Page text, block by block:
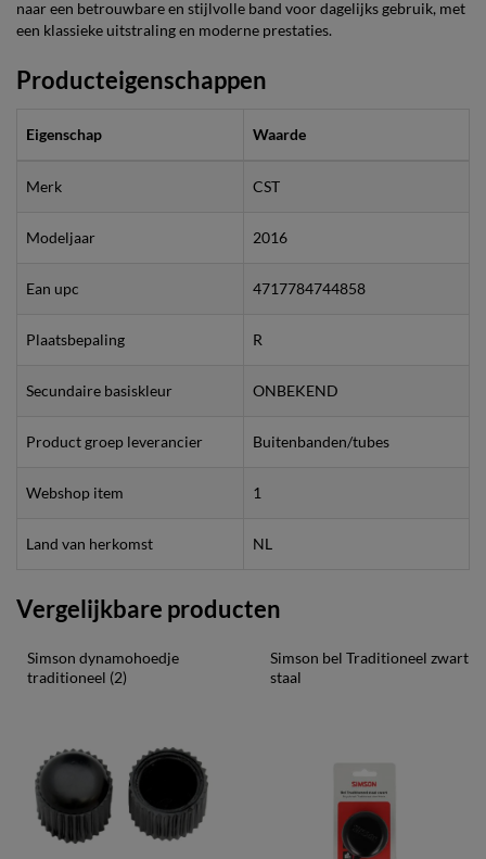
naar een betrouwbare en stijlvolle band voor dagelijks gebruik, met
een klassieke uitstraling en moderne prestaties.
Producteigenschappen
Eigenschap Waarde
Merk CST
Modeljaar 2016
Ean upc 4717784744858
Plaatsbepaling R
Secundaire basiskleur ONBEKEND
Product groep leverancier Buitenbanden/tubes
Webshop item 1
Land van herkomst NL
Vergelijkbare producten
Simson dynamohoedje
traditioneel (2)
Simson bel Traditioneel zwart
staal